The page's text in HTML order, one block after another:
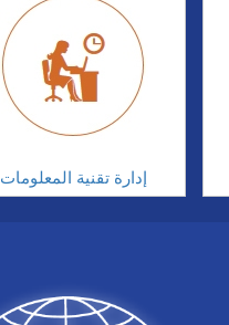
إدارة تقنية المعلومات